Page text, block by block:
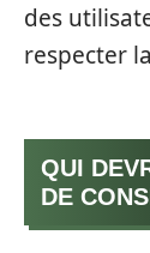
des
respecter
QUI
DE